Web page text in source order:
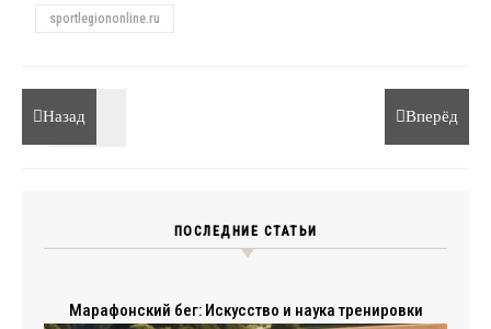
sportlegiononline.ru
Назад Вперёд
ПОСЛЕДНИЕ СТАТЬИ
Марафонский бег: Искусство и наука тренировки